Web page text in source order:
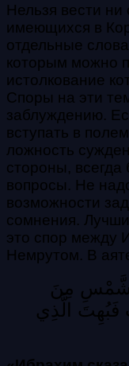
Нельзя вести ни
имеющихся в
отдельные
которым можно
истолкование
Споры на эти
заблуждению.
вступать в
ложность
стороны, всегда
вопросы. Не
возможности
сомнения.
это спор между
Немрутом. В
مِنَ
فَبُهِتَ الَّذِي